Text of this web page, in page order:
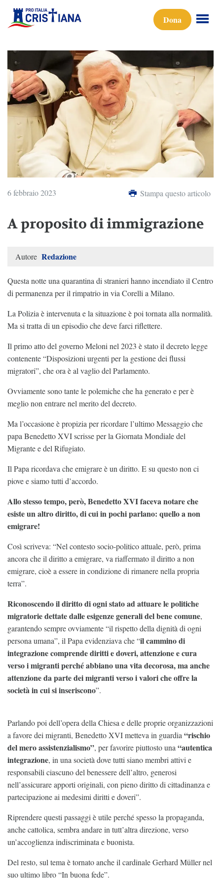
Dona
6 febbraio 2023 Stampa questo articolo
A proposito di immigrazione
Autore Redazione
Questa notte una quarantina di stranieri hanno incendiato il Centro
di permanenza per il rimpatrio in via Corelli a Milano.
La Polizia è intervenuta e la situazione è poi tornata alla normalità.
Ma si tratta di un episodio che deve farci riflettere.
Il primo atto del governo Meloni nel 2023 è stato il decreto legge
contenente “Disposizioni urgenti per la gestione dei flussi
migratori”, che ora è al vaglio del Parlamento.
Ovviamente sono tante le polemiche che ha generato e per è
meglio non entrare nel merito del decreto.
Ma l’occasione è propizia per ricordare l’ultimo Messaggio che
papa Benedetto XVI scrisse per la Giornata Mondiale del
Migrante e del Rifugiato.
Il Papa ricordava che emigrare è un diritto. E su questo non ci
piove e siamo tutti d’accordo.
Allo stesso tempo, però, Benedetto XVI faceva notare che
esiste un altro diritto, di cui in pochi parlano: quello a non
emigrare!
Così scriveva: “Nel contesto socio-politico attuale, però, prima
ancora che il diritto a emigrare, va riaffermato il diritto a non
emigrare, cioè a essere in condizione di rimanere nella propria
terra”.
Riconoscendo il diritto di ogni stato ad attuare le politiche
migratorie dettate dalle esigenze generali del bene comune,
garantendo sempre ovviamente “il rispetto della dignità di ogni
persona umana”, il Papa evidenziava che “il cammino di
integrazione comprende diritti e doveri, attenzione e cura
verso i migranti perché abbiano una vita decorosa, ma anche
attenzione da parte dei migranti verso i valori che offre la
società in cui si inseriscono”.
Parlando poi dell’opera della Chiesa e delle proprie organizzazioni
a favore dei migranti, Benedetto XVI metteva in guardia “rischio
del mero assistenzialismo”, per favorire piuttosto una “autentica
integrazione, in una società dove tutti siano membri attivi e
responsabili ciascuno del benessere dell’altro, generosi
nell’assicurare apporti originali, con pieno diritto di cittadinanza e
partecipazione ai medesimi diritti e doveri”.
Riprendere questi passaggi è utile perché spesso la propaganda,
anche cattolica, sembra andare in tutt’altra direzione, verso
un’accoglienza indiscriminata e buonista.
Del resto, sul tema è tornato anche il cardinale Gerhard Müller nel
suo ultimo libro “In buona fede”.